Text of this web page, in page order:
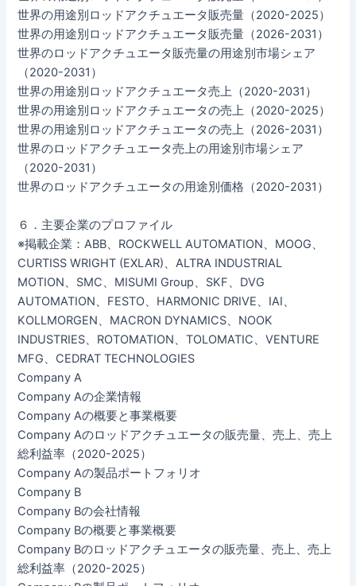
世界の用途別ロッドアクチュエータ販売量（2020-2025）
世界の用途別ロッドアクチュエータ販売量（2026-2031）
世界のロッドアクチュエータ販売量の用途別市場シェア
（2020-2031）
世界の用途別ロッドアクチュエータ売上（2020-2031）
世界の用途別ロッドアクチュエータの売上（2020-2025）
世界の用途別ロッドアクチュエータの売上（2026-2031）
世界のロッドアクチュエータ売上の用途別市場シェア
（2020-2031）
世界のロッドアクチュエータの用途別価格（2020-2031）
６．主要企業のプロファイル
※掲載企業：ABB、ROCKWELL AUTOMATION、MOOG、
CURTISS WRIGHT (EXLAR)、ALTRA INDUSTRIAL
MOTION、SMC、MISUMI Group、SKF、DVG
AUTOMATION、FESTO、HARMONIC DRIVE、IAI、
KOLLMORGEN、MACRON DYNAMICS、NOOK
INDUSTRIES、ROTOMATION、TOLOMATIC、VENTURE
MFG、CEDRAT TECHNOLOGIES
Company A
Company Aの企業情報
Company Aの概要と事業概要
Company Aのロッドアクチュエータの販売量、売上、売上
総利益率（2020-2025）
Company Aの製品ポートフォリオ
Company B
Company Bの会社情報
Company Bの概要と事業概要
Company Bのロッドアクチュエータの販売量、売上、売上
総利益率（2020-2025）